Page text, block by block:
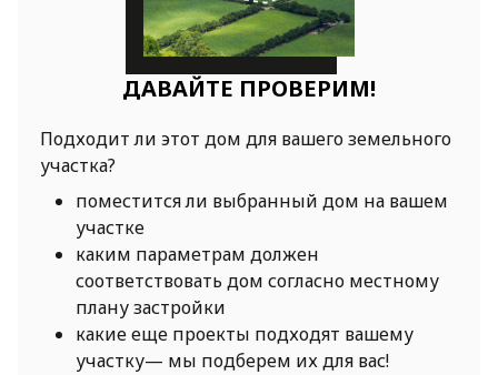
ДАВАЙТЕ ПРОВЕРИМ!
Подходит ли этот дом для вашего земельного
участка?
поместится ли выбранный дом на вашем
участке
каким параметрам должен
соответствовать дом согласно местному
плану застройки
какие еще проекты подходят вашему
участку— мы подберем их для вас!